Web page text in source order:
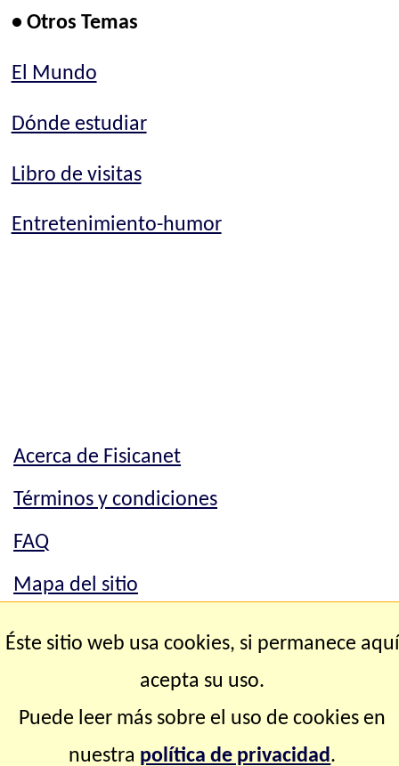
• Otros Temas
El Mundo
Dónde estudiar
Libro de visitas
Entretenimiento-humor
Acerca de Fisicanet
Términos y condiciones
FAQ
Mapa del sitio
Mapa del sitio
Éste sitio web usa cookies, si permanece aquí
acepta su uso.
Puede leer más sobre el uso de cookies en
nuestra política de privacidad.